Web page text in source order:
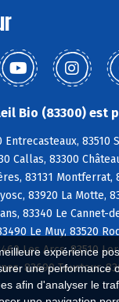
expérience
une performance
afin d'analyser le
Bio (83300) est
Entrecasteaux, 83510
Callas, 83300
83131 Montferrat,
83920 La Motte,
83340 Le Cannet-
Le Muy, 83520
Les Arcs, 83510
83690 Tourtour,